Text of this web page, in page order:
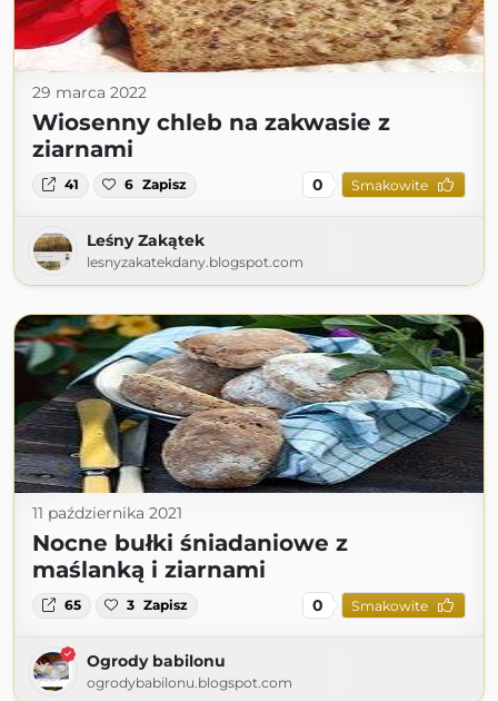
29 marca 2022
Wiosenny chleb na zakwasie z
ziarnami
41 6 Zapisz 0 Smakowite
Leśny Zakątek
lesnyzakatekdany.blogspot.com
11 października 2021
Nocne bułki śniadaniowe z
maślanką i ziarnami
65 3 Zapisz 0 Smakowite
Ogrody babilonu
ogrodybabilonu.blogspot.com